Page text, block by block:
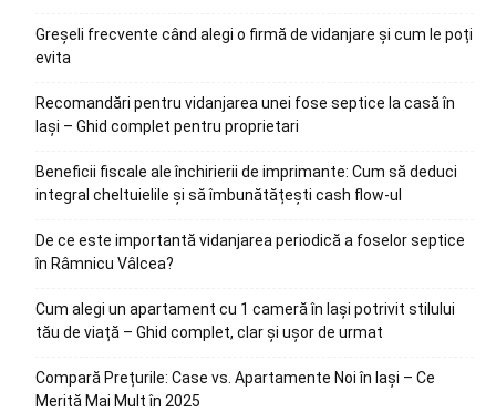
Greșeli frecvente când alegi o firmă de vidanjare și cum le poți
evita
Recomandări pentru vidanjarea unei fose septice la casă în
Iași – Ghid complet pentru proprietari
Beneficii fiscale ale închirierii de imprimante: Cum să deduci
integral cheltuielile și să îmbunătățești cash flow-ul
De ce este importantă vidanjarea periodică a foselor septice
în Râmnicu Vâlcea?
Cum alegi un apartament cu 1 cameră în Iași potrivit stilului
tău de viață – Ghid complet, clar și ușor de urmat
Compară Prețurile: Case vs. Apartamente Noi în Iași – Ce
Merită Mai Mult în 2025